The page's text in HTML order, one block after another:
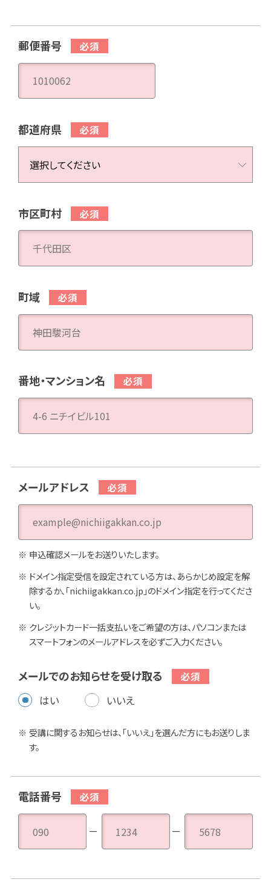
郵便番号
都道府県
市区町村
町域
番地・マンション名
メールアドレス
申込確認メールをお送りいたします。
ドメイン指定受信を設定されている方は、あらかじめ設定を解
除するか、「nichiigakkan.co.jp」のドメイン指定を行ってくださ
い。
クレジットカード一括支払いをご希望の方は、パソコンまたは
スマートフォンのメールアドレスを必ずご入力ください。
メールでのお知らせを受け取る
はい いいえ
受講に関するお知らせは、「いいえ」を選んだ方にもお送りしま
す。
電話番号
－ －